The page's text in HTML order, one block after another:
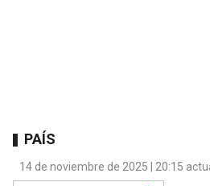
PAÍS
14 de noviembre de 2025 | 20:15